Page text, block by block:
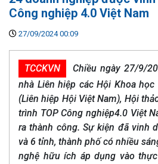
Công nghiệp 4.0 Việt Nam
27/09/2024 00:09
TCCKVN
Chiều ngày 27/9/
nhà Liên hiệp các Hội Khoa
(Liên hiệp Hội Việt Nam), Hội
trình TOP Công nghiệp4.0 Việt
ra thành công. Sự kiện đã vinh
và 6 tỉnh, thành phố có nhiều
nghệ hữu ích áp dụng vào